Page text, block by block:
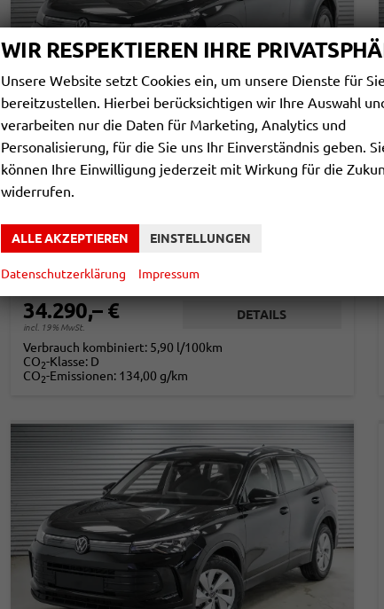
VOLKSWAGEN TIGUAN
1,5 ETSI DSG BASIS - LAGER
sofort lieferbar
Fahrzeugnr. 863966 Getriebe Automatik
01.03.2026
34.290,– €
incl. 19% MwSt.
DETAILS
Verbrauch kombiniert: 5,90 l/100km
CO2-Klasse: D
CO2-Emissionen: 134,00 g/km
WIR RESPEKTIEREN IHRE
Unsere Website setzt Cookies ein, um unsere Dienste für Sie
bereitzustellen. Hierbei berücksichtigen wir Ihre Auswahl
verarbeiten nur die Daten für Marketing, Analytics und
Personalisierung, für die Sie uns Ihr Einverständnis geben.
können Ihre Einwilligung jederzeit mit Wirkung für die
widerrufen.
ALLE AKZEPTIEREN EINSTELLUNGEN
Datenschutzerklärung Impressum